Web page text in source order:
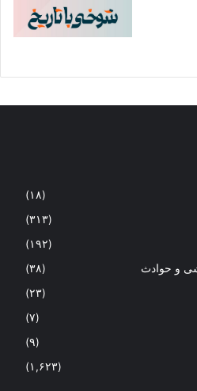
(۱۸)
(۳۱۳)
(۱۹۲)
و حوادث
(۳۸)
(۲۳)
(۷)
(۹)
(۱,۶۲۳)